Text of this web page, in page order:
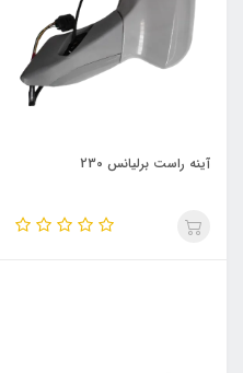
آینه راست برلیانس 230